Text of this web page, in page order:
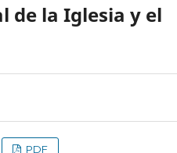
de la Iglesia y el
PDF